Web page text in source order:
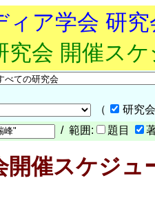
ィア学会 研
究会 開催ス
（
研究
/ 範囲: 題目
開催スケジュ